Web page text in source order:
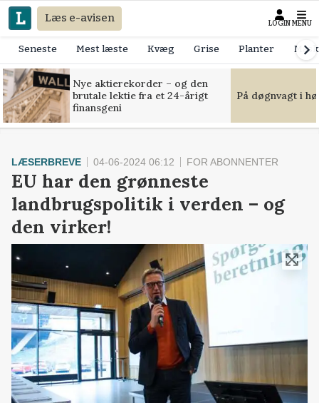
Læs e-avisen LOGIN MENU
Seneste Mest læste Kvæg Grise Planter
Nye aktierekorder – og den
brutale lektie fra et 24-årigt
finansgeni
På døgnvagt i
LÆSERBREVE 04-06-2024 06:12 FOR ABONNENTER
EU har den grønneste
landbrugspolitik i verden – og
den virker!